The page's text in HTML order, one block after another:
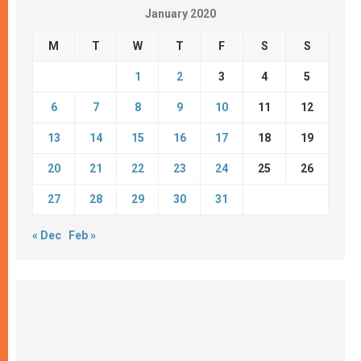
January 2020
M T W T F S S
1 2 3 4 5
6 7 8 9 10 11 12
13 14 15 16 17 18 19
20 21 22 23 24 25 26
27 28 29 30 31
« Dec Feb »